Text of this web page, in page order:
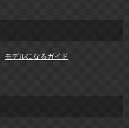
モデルになるガイド